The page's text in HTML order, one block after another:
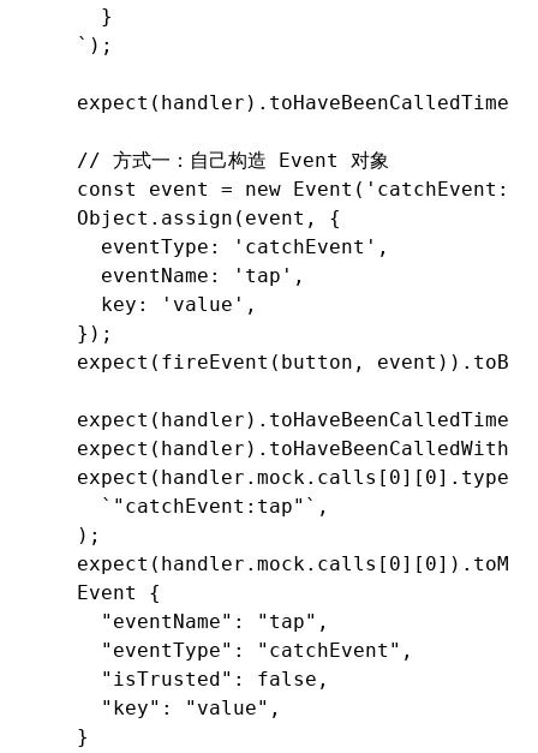
    }
  `
);
  expect
(handler) .toHaveBeenCalledTimes
  // 方式一：自己构造 Event 对象
  const
event = new Event (
  Object
.assign (event ,
{
    eventType
: 'catchEvent' ,
    eventName
: 'tap' ,
    key
: 'value' ,
  });
  expect
( fireEvent (button , event)) .toBe
  expect
(handler) .toHaveBeenCalledTimes
  expect
(handler) .toHaveBeenCalledWith
  expect
( handler . mock.calls[ 0][ 0].type)
    `"catchEvent:tap"`
,
  );
  expect
( handler . mock.calls[ 0][ 0])
  Event {
    "eventName": "tap",
    "eventType": "catchEvent",
    "isTrusted": false,
    "key": "value",
  }